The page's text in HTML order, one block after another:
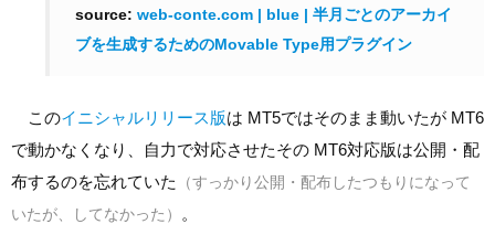
web-conte.com | blue | 半月ごとのアーカイ
ブを生成するためのMovable Type用プラグイン
このイニシャルリリース版は MT5ではそのまま動いたが MT6
で動かなくなり、自力で対応させたその MT6対応版は公開・配
布するのを忘れていた
（すっかり公開・配布したつもりになって
いたが、してなかった）
。